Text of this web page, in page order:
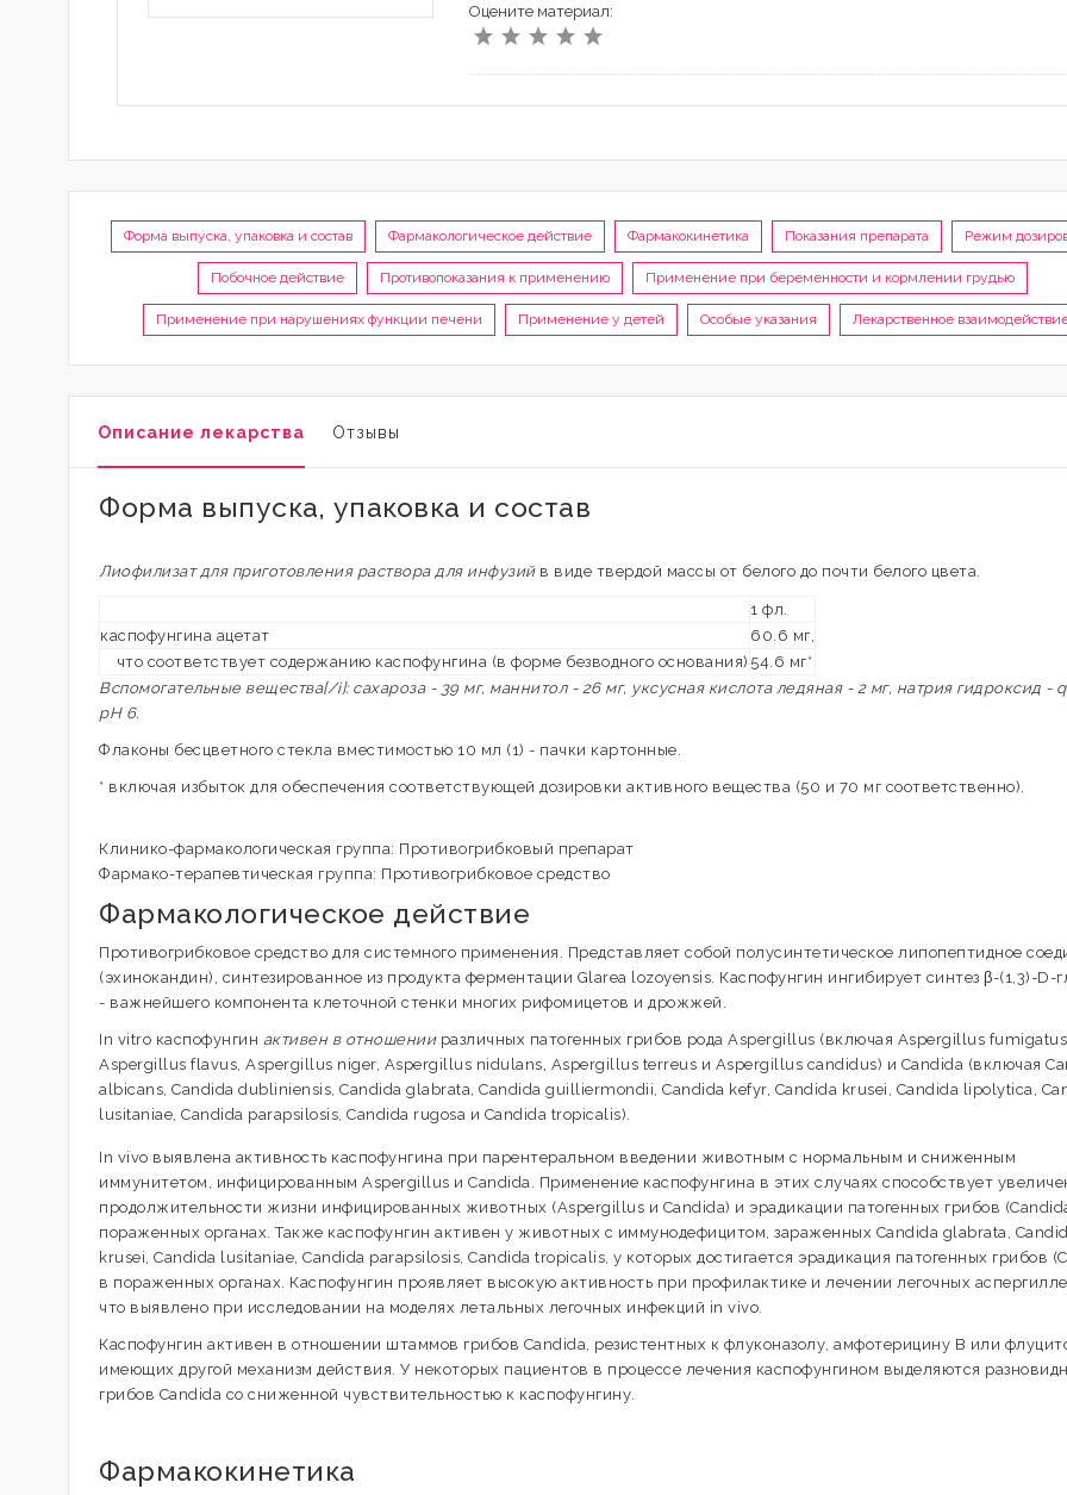
Оцените материал:
Форма выпуска, упаковка и состав Фармакологическое действие Фармакокинетика Показания препарата Режим
Побочное действие Противопоказания к применению Применение при беременности и кормлении грудью
Применение при нарушениях функции печени Применение у детей Особые указания Лекарственное
Описание лекарства Отзывы
Форма выпуска, упаковка и состав
Лиофилизат для приготовления раствора для инфузийв виде твердой массы от белого до почти белого цвета.
1 фл.
каспофунгина ацетат
60.6 мг,
что соответствует содержанию каспофунгина (в форме безводного основания) 54.6 мг*
Вспомогательные вещества[/i]: сахароза - 39 мг, маннитол - 26 мг, уксусная кислота ледяная - 2 мг, натрия гидроксид -
pH 6.
Флаконы бесцветного стекла вместимостью 10 мл (1) - пачки картонные.
* включая избыток для обеспечения соответствующей дозировки активного вещества (50 и 70 мг соответственно).
Клинико-фармакологическая группа: Противогрибковый препарат
Фармако-терапевтическая группа: Противогрибковое средство
Фармакологическое действие
Противогрибковое средство для системного применения. Представляет собой полусинтетическое липопептидное
(эхинокандин), синтезированное из продукта ферментации Glarea lozoyensis. Каспофунгин ингибирует синтез β-(1,3)-D-
- важнейшего компонента клеточной стенки многих рифомицетов и дрожжей.
In vitro каспофунгин активен в отношенииразличных патогенных грибов рода Aspergillus (включая Aspergillus
Aspergillus flavus, Aspergillus niger, Aspergillus nidulans, Aspergillus terreus и Aspergillus candidus) и Candida (включая
albicans, Candida dubliniensis, Candida glabrata, Candida guilliermondii, Candida kefyr, Candida krusei, Candida lipolytica,
lusitaniae, Candida parapsilosis, Candida rugosa и Candida tropicalis).
In vivo выявлена активность каспофунгина при парентеральном введении животным с нормальным и сниженным
иммунитетом, инфицированным Aspergillus и Candida. Применение каспофунгина в этих случаях способствует
продолжительности жизни инфицированных животных (Aspergillus и Candida) и эрадикации патогенных грибов
пораженных органах. Также каспофунгин активен у животных с иммунодефицитом, зараженных Candida glabratа,
krusei, Candida lusitaniae, Candida parapsilosis, Candida tropicalis, у которых достигается эрадикация патогенных грибов
в пораженных органах. Каспофунгин проявляет высокую активность при профилактике и лечении легочных
что выявлено при исследовании на моделях летальных легочных инфекций in vivo.
Каспофунгин активен в отношении штаммов грибов Candida, резистентных к флуконазолу, амфотерицину В или
имеющих другой механизм действия. У некоторых пациентов в процессе лечения каспофунгином выделяются
грибов Candida со сниженной чувствительностью к каспофунгину.
Фармакокинетика